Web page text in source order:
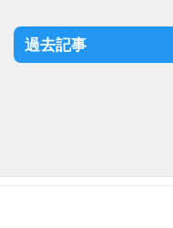
過去記事